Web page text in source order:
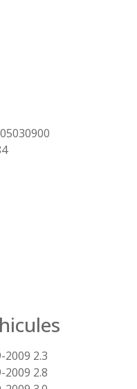
2009 2.3
2009 2.8